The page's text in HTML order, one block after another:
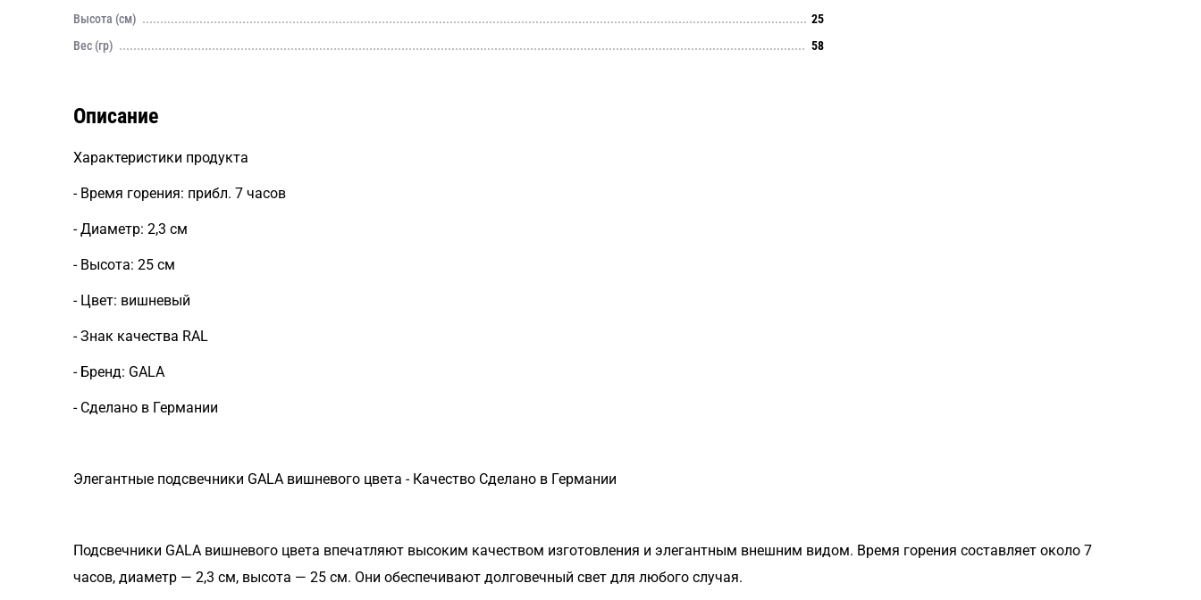
Высота (см)
25
Вес (гр)
58
Описание
Характеристики продукта
- Время горения: прибл. 7 часов
- Диаметр: 2,3 см
- Высота: 25 см
- Цвет: вишневый
- Знак качества RAL
- Бренд: GALA
- Сделано в Германии
Элегантные подсвечники GALA вишневого цвета - Качество Сделано в Германии
Подсвечники GALA вишневого цвета впечатляют высоким качеством изготовления и элегантным внешним видом. Время горения составляет около 7
часов, диаметр — 2,3 см, высота — 25 см. Они обеспечивают долговечный свет для любого случая.